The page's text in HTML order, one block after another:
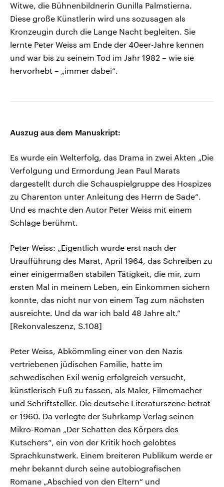
Witwe, die Bühnenbildnerin Gunilla Palmstierna.
Diese große Künstlerin wird uns sozusagen als
Kronzeugin durch die Lange Nacht begleiten. Sie
lernte Peter Weiss am Ende der 40eer-Jahre kennen
und war bis zu seinem Tod im Jahr 1982 – wie sie
hervorhebt – „immer dabei“.
Auszug aus dem Manuskript:
Es wurde ein Welterfolg, das Drama in zwei Akten „Die
Verfolgung und Ermordung Jean Paul Marats
dargestellt durch die Schauspielgruppe des Hospizes
zu Charenton unter Anleitung des Herrn de Sade“.
Und es machte den Autor Peter Weiss mit einem
Schlage berühmt.
Peter Weiss: „Eigentlich wurde erst nach der
Uraufführung des Marat, April 1964, das Schreiben zu
einer einigermaßen stabilen Tätigkeit, die mir, zum
ersten Mal in meinem Leben, ein Einkommen sichern
konnte, das nicht nur von einem Tag zum nächsten
ausreichte. Und da war ich bald 48 Jahre alt.“
[Rekonvaleszenz, S.108]
Peter Weiss, Abkömmling einer von den Nazis
vertriebenen jüdischen Familie, hatte im
schwedischen Exil wenig erfolgreich versucht,
künstlerisch Fuß zu fassen, als Maler, Filmemacher
und Schriftsteller. Die deutsche Literaturszene betrat
er 1960. Da verlegte der Suhrkamp Verlag seinen
Mikro-Roman „Der Schatten des Körpers des
Kutschers“, ein von der Kritik hoch gelobtes
Sprachkunstwerk. Einem breiteren Publikum werde er
mehr bekannt durch seine autobiografischen
Romane „Abschied von den Eltern“ und